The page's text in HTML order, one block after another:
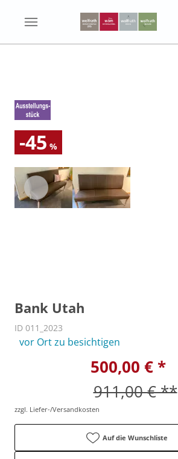
-45 %
Bank Utah
ID 011_2023
vor Ort zu besichtigen
500,00 € *
911,00 € **
zzgl. Liefer-/Versandkosten
Auf die Wunschliste